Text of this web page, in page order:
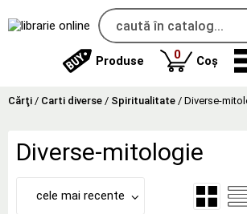
Produse 0produse
Coș
Cărţi / Carti diverse / Spiritualitate / Diverse-
Diverse-mitologie
cele mai recente